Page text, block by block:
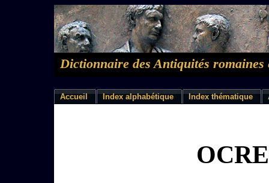
Dictionnaire des Antiquités romaines
Accueil Index alphabétique Index thématique